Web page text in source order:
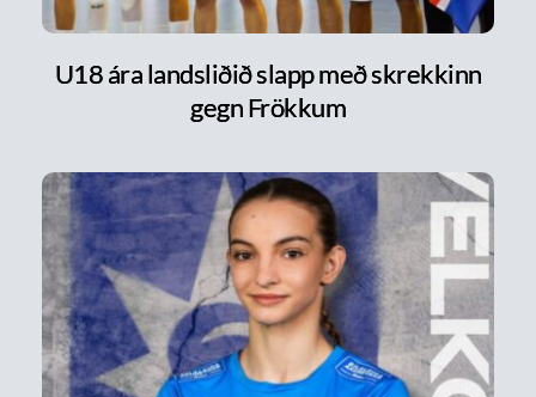
U18 ára landsliðið slapp með skrekkinn
gegn Frökkum